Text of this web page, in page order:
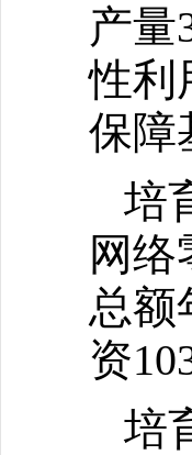
产量
性利
保障
培
网
总额
资
培